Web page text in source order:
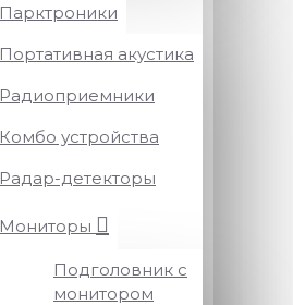
Парктроники
Портативная акустика
Радиоприемники
Комбо устройства
Радар-детекторы
Мониторы
Подголовник с
монитором